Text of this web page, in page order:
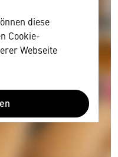
diese
Cookie-
Webseite